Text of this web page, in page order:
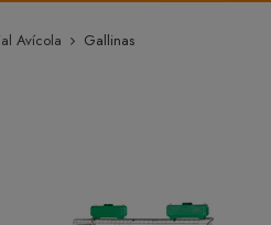
Avícola Gallinas